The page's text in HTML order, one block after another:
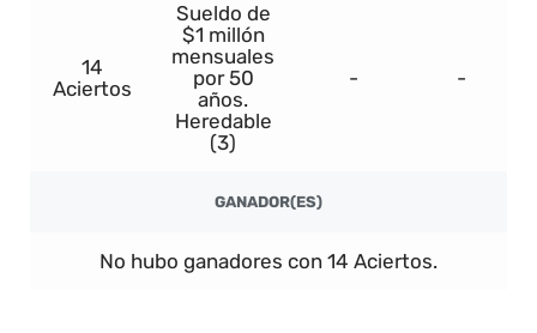
14
Aciertos
Sueldo de
$1 millón
mensuales
por 50
años.
Heredable
(3)
- -
GANADOR(ES)
No hubo ganadores con 14 Aciertos.